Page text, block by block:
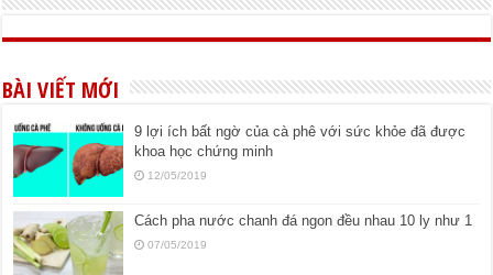
BÀI VIẾT MỚI
9 lợi ích bất ngờ của cà phê với sức khỏe đã được
khoa học chứng minh
12/05/2019
Cách pha nước chanh đá ngon đều nhau 10 ly như 1
07/05/2019